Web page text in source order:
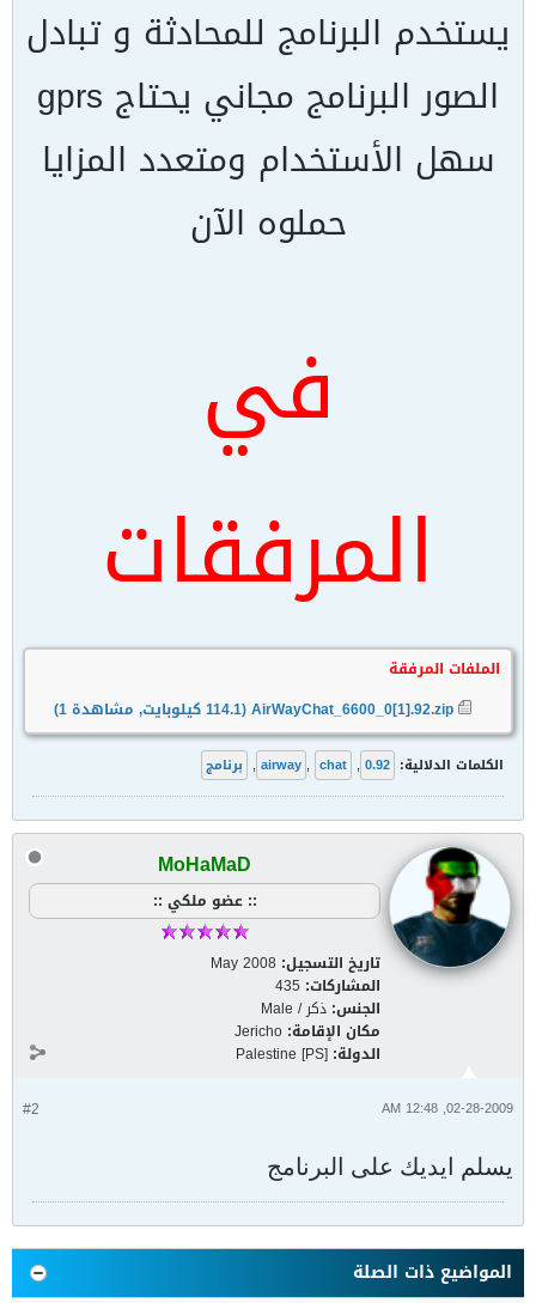
يستخدم البرنامج للمحادثة و تبادل
الصور البرنامج مجاني يحتاج gprs
سهل الأستخدام ومتعدد المزايا
حملوه الآن
في
المرفقات
الملفات المرفقة
AirWayChat_6600_0[1].92.zip(114.1 كيلوبايت, مشاهدة 1)
الكلمات الدلالية: 0.92
,
airway , chat
, برنامج
MoHaMaD
:: عضو ملكي ::
تاريخ التسجيل: May 2008
المشاركات: 435
الجنس: ذكر / Male
مكان الإقامة: Jericho
الدولة: Palestine [PS]
#2 02-28-2009, 12:48 AM
يسلم ايديك على البرنامج
المواضيع ذات الصلة